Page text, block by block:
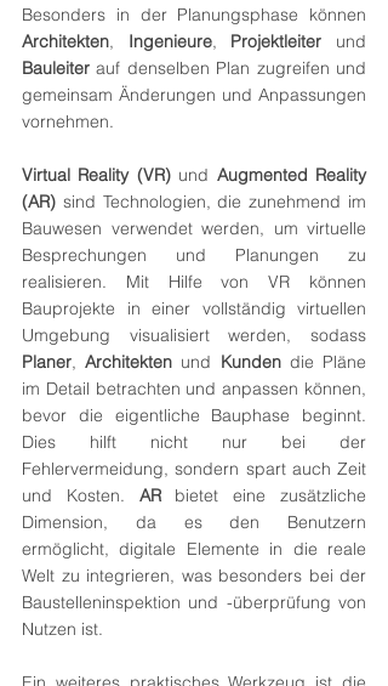
Architekten, Ingenieure, Projektleiter
Bauleiter auf denselben Plan zugreifen und
gemeinsam Änderungen und Anpassungen
vornehmen.
Virtual Reality (VR) und Augmented Reality
(AR) sind Technologien, die zunehmend im
Bauwesen verwendet werden, um virtuelle
Besprechungen und Planungen zu
realisieren. Mit Hilfe von VR können
Bauprojekte in einer vollständig virtuellen
Planer, Architekten und Kunden die Pläne
im Detail betrachten und anpassen können,
bevor die eigentliche Bauphase beginnt.
Dies hilft nicht nur bei der
Fehlervermeidung, sondern spart auch Zeit
und Kosten. AR bietet eine zusätzliche
Dimension, da es den Benutzern
ermöglicht, digitale Elemente in die reale
Welt zu integrieren, was besonders bei der
Baustelleninspektion und -überprüfung von
Nutzen ist.